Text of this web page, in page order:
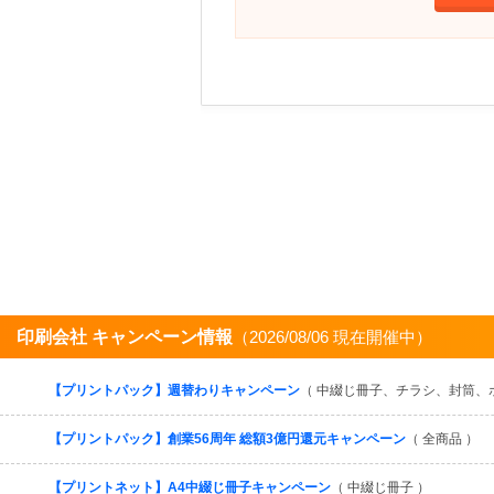
印刷会社 キャンペーン情報 （2026/08/06 現在開催中）
【プリントパック】週替わりキャンペーン （ 中綴じ冊子、チラシ、封筒
【プリントパック】創業56周年 総額3億円還元キャンペーン （ 全商品 ）
【プリントネット】A4中綴じ冊子キャンペーン （ 中綴じ冊子 ）